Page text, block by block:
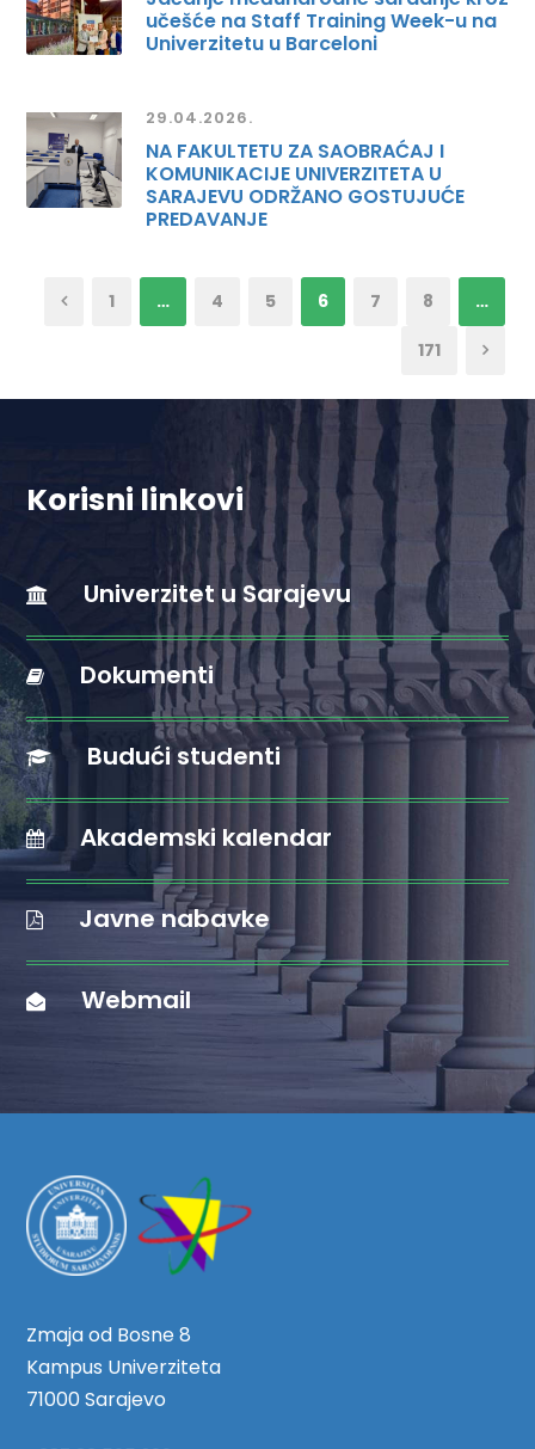
učešće na Staff Training Week-u na
Univerzitetu u Barceloni
29.04.2026.
NA FAKULTETU ZA SAOBRAĆAJ I
KOMUNIKACIJE UNIVERZITETA U
SARAJEVU ODRŽANO GOSTUJUĆE
PREDAVANJE
1 … 4 5 6 7 8 …
171
Korisni linkovi
Univerzitet u Sarajevu
Dokumenti
Budući studenti
Akademski kalendar
Javne nabavke
Webmail
Zmaja od Bosne 8
Kampus Univerziteta
71000 Sarajevo